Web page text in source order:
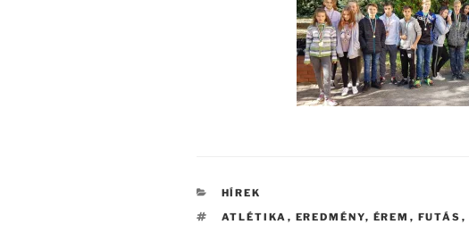
KATEGÓRIÁK
HÍREK
CÍMKÉK
ATLÉTIKA , EREDMÉNY, ÉREM , FUTÁS ,